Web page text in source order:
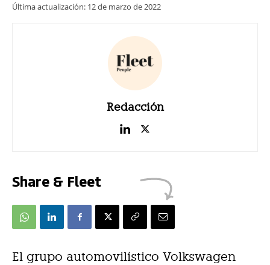
Última actualización: 12 de marzo de 2022
Redacción
Share & Fleet
El grupo automovilístico Volkswagen